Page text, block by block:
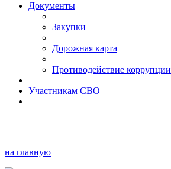
Документы
Закупки
Дорожная карта
Противодействие коррупции
Участникам СВО
на главную